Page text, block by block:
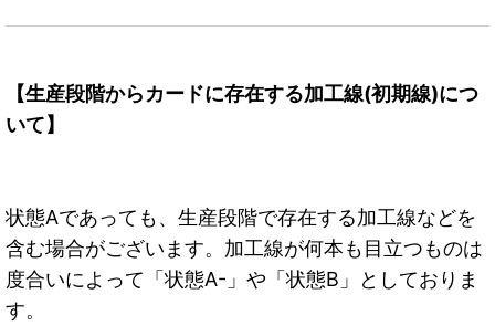
【生産段階からカードに存在する加工線(初期線)につ
いて】
状態Aであっても、生産段階で存在する加工線などを
含む場合がございます。加工線が何本も目立つものは
度合いによって「状態A-」や「状態B」としておりま
す。